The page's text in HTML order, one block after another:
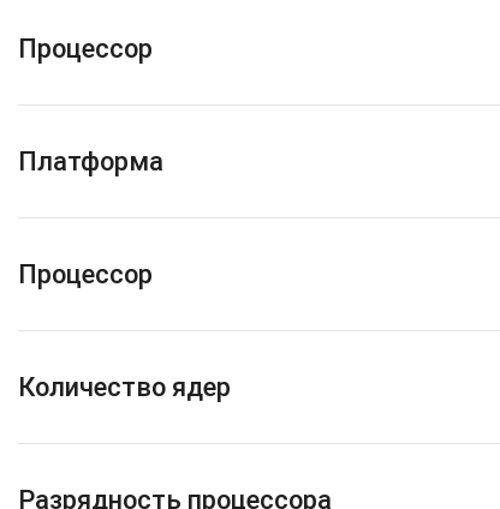
Процессор
Платформа
Процессор
Количество ядер
Разрядность процессора